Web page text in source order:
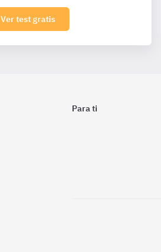
Ver test gratis
Para ti